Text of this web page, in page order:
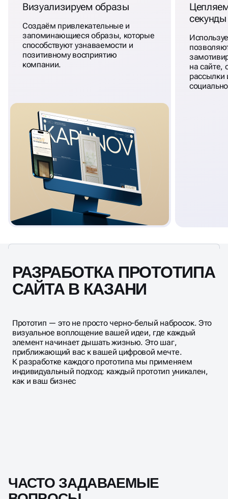
Визуализируем образы
Создаём привлекательные и
запоминающиеся образы, которые
способствуют узнаваемости и
позитивному восприятию
компании.
секунды
на сайте,
рассылки
РАЗРАБОТКА ПРОТОТИПА
САЙТА В КАЗАНИ
Прототип — это не просто черно-белый набросок. Это
визуальное воплощение вашей идеи, где каждый
элемент начинает дышать жизнью. Это шаг,
приближающий вас к вашей цифровой мечте.
К разработке каждого прототипа мы применяем
индивидуальный подход: каждый прототип уникален,
как и ваш бизнес
ЧАСТО ЗАДАВАЕМЫЕ